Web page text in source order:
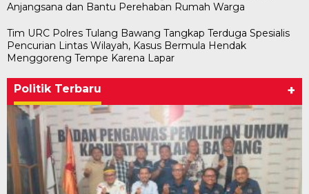
Anjangsana dan Bantu Perehaban Rumah Warga
Tim URC Polres Tulang Bawang Tangkap Terduga Spesialis
Pencurian Lintas Wilayah, Kasus Bermula Hendak
Menggoreng Tempe Karena Lapar
Politik Terbaru +